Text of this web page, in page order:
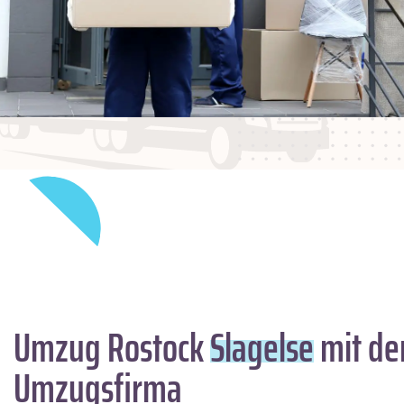
Umzug RostockSlagelsemit
Umzugsfirma